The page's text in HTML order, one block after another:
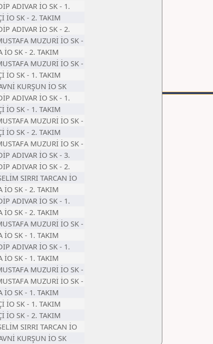
ADIVAR İO SK - 1.
İO SK - 2. TAKIM
ADIVAR İO SK - 2.
MUZURİ İO SK -
İO SK - 2. TAKIM
MUZURİ İO SK -
İO SK - 1. TAKIM
KURŞUN İO SK
ADIVAR İO SK - 1.
İO SK - 1. TAKIM
MUZURİ İO SK -
İO SK - 2. TAKIM
MUZURİ İO SK -
ADIVAR İO SK - 3.
ADIVAR İO SK - 2.
SIRRI TARCAN İO
İO SK - 2. TAKIM
ADIVAR İO SK - 1.
İO SK - 2. TAKIM
MUZURİ İO SK -
İO SK - 1. TAKIM
ADIVAR İO SK - 1.
İO SK - 1. TAKIM
MUZURİ İO SK -
MUZURİ İO SK -
İO SK - 1. TAKIM
İO SK - 1. TAKIM
İO SK - 2. TAKIM
SIRRI TARCAN İO
KURŞUN İO SK